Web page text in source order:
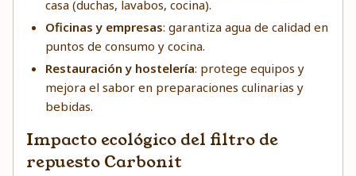
casa (duchas, lavabos, cocina).
Oficinas y empresas: garantiza agua de calidad en
puntos de consumo y cocina.
Restauración y hostelería: protege equipos y
mejora el sabor en preparaciones culinarias y
bebidas.
Impacto ecológico del filtro de
repuesto Carbonit